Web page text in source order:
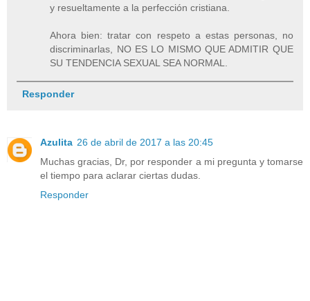
y resueltamente a la perfección cristiana.
Ahora bien: tratar con respeto a estas personas, no
discriminarlas, NO ES LO MISMO QUE ADMITIR QUE
SU TENDENCIA SEXUAL SEA NORMAL.
Responder
Azulita 26 de abril de 2017 a las 20:45
Muchas gracias, Dr, por responder a mi pregunta y tomarse
el tiempo para aclarar ciertas dudas.
Responder